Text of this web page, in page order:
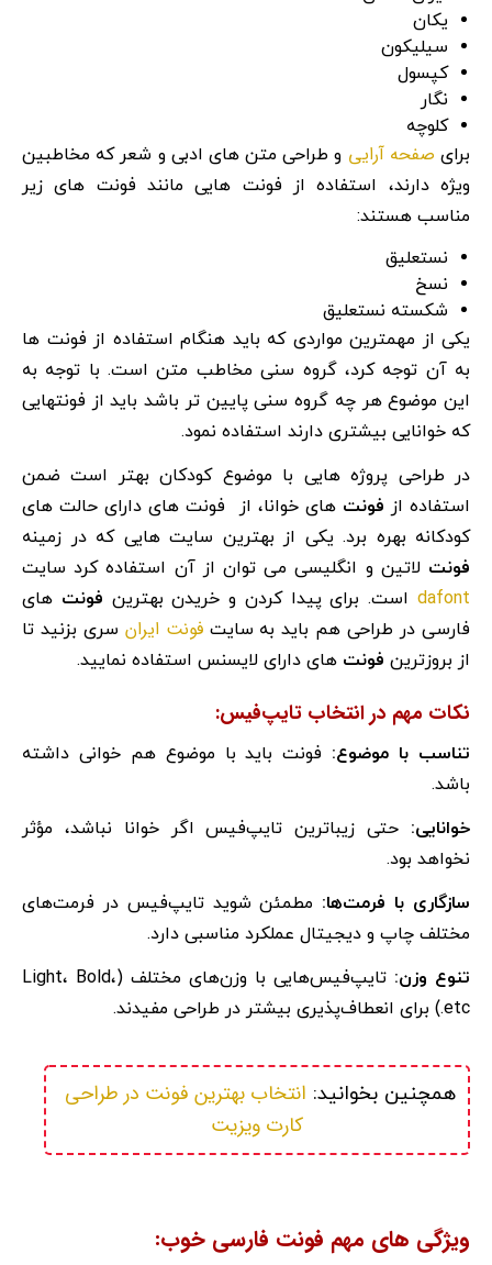
یکان
سیلیکون
کپسول
نگار
کلوچه
برای صفحه آرایی و طراحی متن های ادبی و شعر که مخاطبین
ویژه دارند، استفاده از فونت هایی مانند فونت های زیر
مناسب هستند:
نستعلیق
نسخ
شکسته نستعلیق
یکی از مهمترین مواردی که باید هنگام استفاده از فونت ها
به آن توجه کرد، گروه سنی مخاطب متن است. با توجه به
این موضوع هر چه گروه سنی پایین تر باشد باید از فونتهایی
که خوانایی بیشتری دارند استفاده نمود.
در طراحی پروژه هایی با موضوع کودکان بهتر است ضمن
استفاده از فونت های خوانا، از فونت های دارای حالت های
کودکانه بهره برد. یکی از بهترین سایت هایی که در زمینه
فونت لاتین و انگلیسی می توان از آن استفاده کرد سایت
dafontاست. برای پیدا کردن و خریدن بهترین فونت های
فارسی در طراحی هم باید به سایتفونت ایران سری بزنید تا
از بروزترین فونت های دارای لایسنس استفاده نمایید.
نکات مهم در انتخاب تایپ‌فیس:
تناسب با موضوع: فونت باید با موضوع هم خوانی داشته
باشد.
خوانایی: حتی زیباترین تایپ‌فیس اگر خوانا نباشد، مؤثر
نخواهد بود.
سازگاری با فرمت‌ها: مطمئن شوید تایپ‌فیس در فرمت‌های
مختلف چاپ و دیجیتال عملکرد مناسبی دارد.
تنوع وزن:
تایپ‌فیس‌هایی با وزن‌های مختلف (Light، Bold،
etc.) برای انعطاف‌پذیری بیشتر در طراحی مفیدند.
همچنین بخوانید:
کارت ویزیت
ویژگی های مهم فونت فارسی خوب: